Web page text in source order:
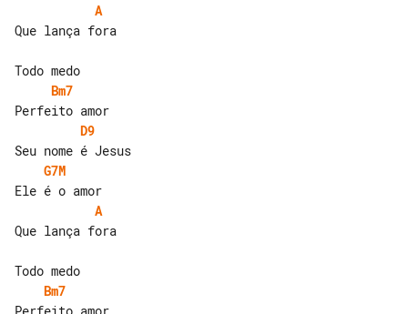
A
Que lança fora
Bm7
D9
G7M
A
Que lança fora
Bm7